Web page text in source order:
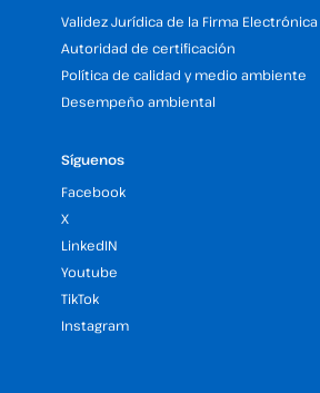
Validez Jurídica de la Firma Electrónica
Autoridad de certificación
Política de calidad y medio ambiente
Desempeño ambiental
Síguenos
Facebook
X
LinkedIN
Youtube
TikTok
Instagram